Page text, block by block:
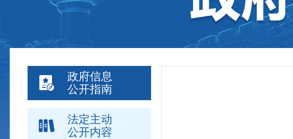
政府信息
公开指南
法定主动
公开内容